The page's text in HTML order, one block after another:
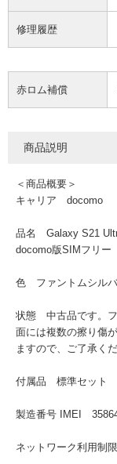
修理履歴
赤ロム補償
商品説明
＜商品概要＞
キャリア docomo
品名 Galaxy S21
docomo版SIMフリー
色 ファントムシル
状態 中古品です。フ
面には複数の擦り傷
ますので、ご了承くだ
付属品 標準セット
製造番号 IMEI
ネットワーク利用